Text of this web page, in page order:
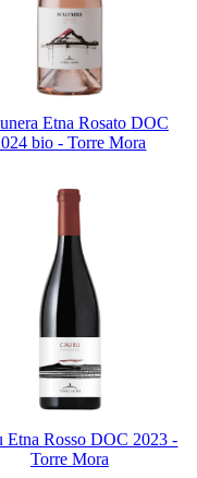
Etna Rosato DOC
bio - Torre Mora
Etna Rosso DOC 2023 -
Torre Mora